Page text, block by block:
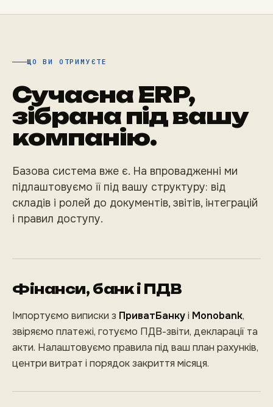
ЩО ВИ ОТРИМУЄТЕ
Сучасна ERP,
зібрана під вашу
компанію.
Базова система вже є. На впровадженні ми
підлаштовуємо її під вашу структуру: від
складів і ролей до документів, звітів, інтеграцій
і правил доступу.
Фінанси, банк і ПДВ
Імпортуємо виписки з ПриватБанкуі Monobank,
звіряємо платежі, готуємо ПДВ-звіти, декларації та
акти. Налаштовуємо правила під ваш план рахунків,
центри витрат і порядок закриття місяця.